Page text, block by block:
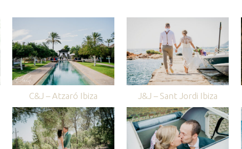
C&J – Atzaró Ibiza J&J – Sant Jordi Ibiza